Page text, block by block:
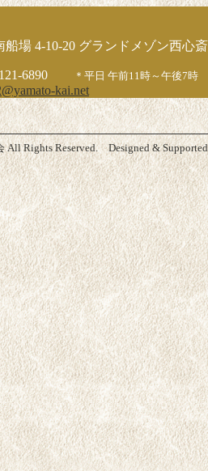
船場 4-10-20 グランドメゾン西心
6890 ＊平日 午前11時～午後7時
kai.net
All Rights Reserved. Designed &